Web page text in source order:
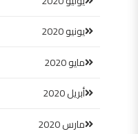
يونيو 2020
مايو 2020
أبريل 2020
مارس 2020